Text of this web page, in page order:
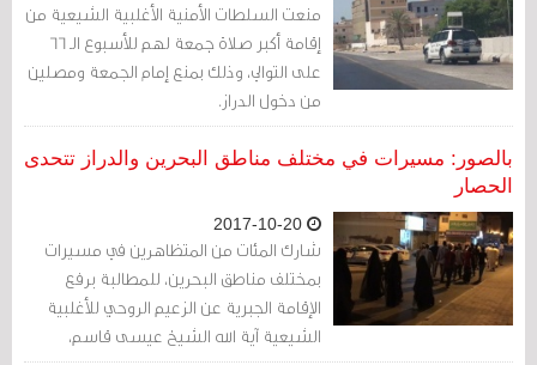
منعت السلطات الأمنية الأغلبية الشيعية من
إقامة أكبر صلاة جمعة لهم للأسبوع الـ 66
على التوالي، وذلك بمنع إمام الجمعة ومصلين
من دخول الدراز.
بالصور: مسيرات في مختلف مناطق البحرين والدراز تتحدى
الحصار
شارك المئات من المتظاهرين في مسيرات
بمختلف مناطق البحرين، للمطالبة برفع
الإقامة الجبرية عن الزعيم الروحي للأغلبية
الشيعية آية الله الشيخ عيسى قاسم،